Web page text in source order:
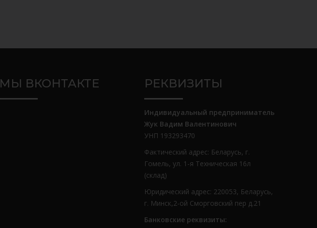
МЫ ВКОНТАКТЕ РЕКВИЗИТЫ
Индивидуальный предприниматель
Жук Вадим Валентинович
УНП 193293470
Фактический адрес: Беларусь, г.
Гомель, ул. 1-я Техническая 16л
(склад)
Юридический адрес: 220053, Беларусь,
г. Минск,2-ой Сморговский пер д.21
Банковские реквизиты: